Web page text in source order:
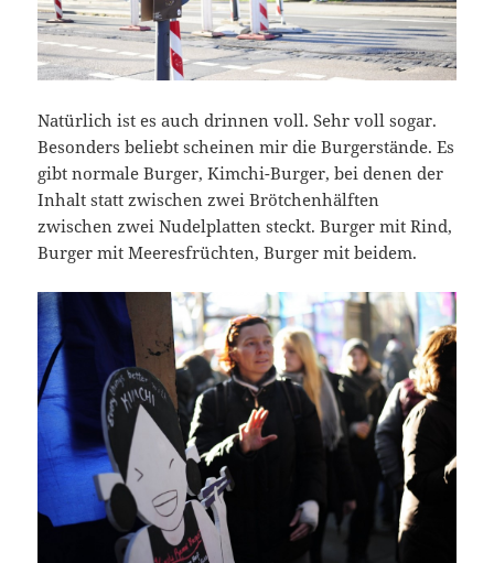
Natürlich ist es auch drinnen voll. Sehr voll sogar.
Besonders beliebt scheinen mir die Burgerstände. Es
gibt normale Burger, Kimchi-Burger, bei denen der
Inhalt statt zwischen zwei Brötchenhälften
zwischen zwei Nudelplatten steckt. Burger mit Rind,
Burger mit Meeresfrüchten, Burger mit beidem.